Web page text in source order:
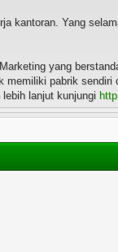
kantoran. Yang
yang
memiliki pabrik
lanjut kunjungi